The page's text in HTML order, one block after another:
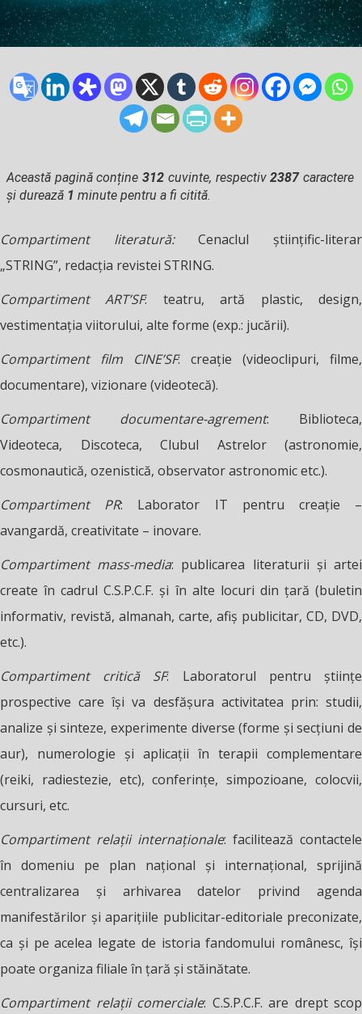
Această pagină conține312 cuvinte, respectiv2387caractere
și durează 1 minute pentru a fi citită.
Compartiment literatură:Cenaclul ştiinţific-literar
„STRING”, redacţia revistei STRING.
Compartiment ART’SF: teatru, artă plastic, design,
vestimentaţia viitorului, alte forme (exp.: jucării).
Compartiment film
CINE’SF: creaţie (videoclipuri, filme,
documentare), vizionare (videotecă).
Compartiment documentare-agrement: Biblioteca,
Videoteca, Discoteca, Clubul Astrelor (astronomie,
cosmonautică, ozenistică, observator astronomic etc.).
Compartiment PR: Laborator IT pentru creaţie –
avangardă, creativitate – inovare.
Compartiment mass-media: publicarea literaturii şi artei
create în cadrul C.S.P.C.F. şi în alte locuri din ţară (buletin
informativ, revistă, almanah, carte, afiş publicitar, CD, DVD,
etc.).
Compartiment critică SF: Laboratorul pentru ştiinţe
prospective care îşi va desfăşura activitatea prin: studii,
analize şi sinteze, experimente diverse (forme şi secţiuni de
aur), numerologie şi aplicaţii în terapii complementare
(reiki, radiestezie, etc), conferinţe, simpozioane, colocvii,
cursuri, etc.
Compartiment relaţii internaţionale: facilitează contactele
în domeniu pe plan naţional şi internaţional, sprijină
centralizarea şi arhivarea datelor privind agenda
manifestărilor şi apariţiile publicitar-editoriale preconizate,
ca şi pe acelea legate de istoria fandomului românesc, îşi
poate organiza filiale în ţară şi stăinătate.
Compartiment relaţii comerciale: C.S.P.C.F. are drept scop